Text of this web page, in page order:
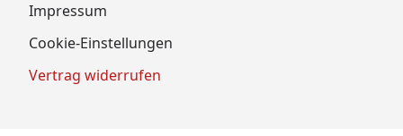
Impressum
Cookie-Einstellungen
Vertrag widerrufen